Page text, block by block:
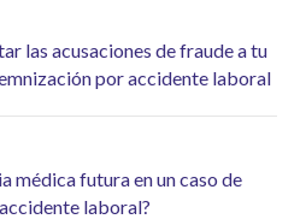
las acusaciones de fraude a tu
por accidente laboral
médica futura en un caso de
laboral?